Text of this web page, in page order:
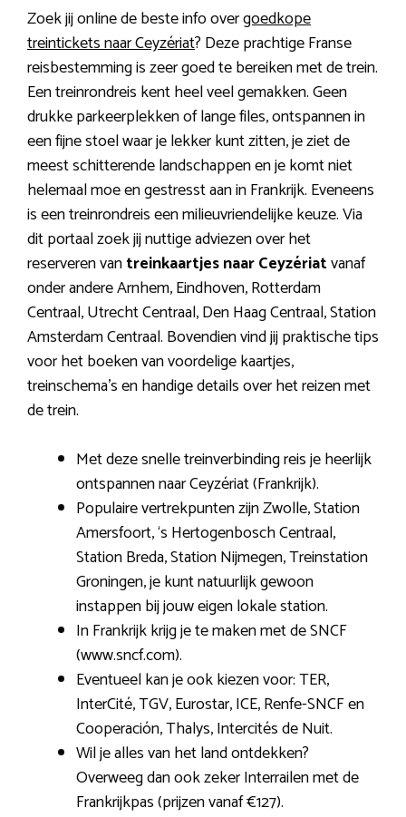
Zoek jij online de beste info overgoedkope
treintickets naar Ceyzériat? Deze prachtige Franse
reisbestemming is zeer goed te bereiken met de trein.
Een treinrondreis kent heel veel gemakken. Geen
drukke parkeerplekken of lange files, ontspannen in
een fijne stoel waar je lekker kunt zitten, je ziet de
meest schitterende landschappen en je komt niet
helemaal moe en gestresst aan in Frankrijk. Eveneens
is een treinrondreis een milieuvriendelijke keuze. Via
dit portaal zoek jij nuttige adviezen over het
reserveren vantreinkaartjes naar Ceyzériatvanaf
onder andere Arnhem, Eindhoven, Rotterdam
Centraal, Utrecht Centraal, Den Haag Centraal, Station
Amsterdam Centraal. Bovendien vind jij praktische tips
voor het boeken van voordelige kaartjes,
treinschema’s en handige details over het reizen met
de trein.
Met deze snelle treinverbinding reis je heerlijk
ontspannen naar Ceyzériat (Frankrijk).
Populaire vertrekpunten zijn Zwolle, Station
Amersfoort, ‘s Hertogenbosch Centraal,
Station Breda, Station Nijmegen, Treinstation
Groningen, je kunt natuurlijk gewoon
instappen bij jouw eigen lokale station.
In Frankrijk krijg je te maken met de SNCF
(www.sncf.com).
Eventueel kan je ook kiezen voor: TER,
InterCité, TGV, Eurostar, ICE, Renfe-SNCF en
Cooperación, Thalys, Intercités de Nuit.
Wil je alles van het land ontdekken?
Overweeg dan ook zeker Interrailen met de
Frankrijkpas (prijzen vanaf €127).